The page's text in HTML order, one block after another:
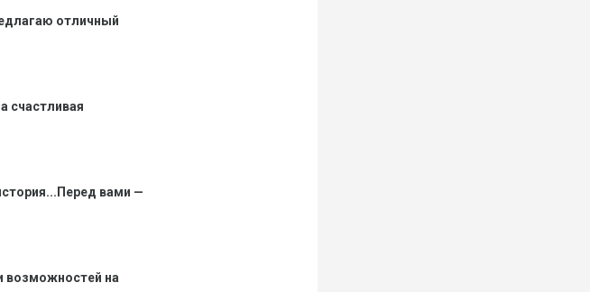
отличный
счастливая
вами —
возможностей на